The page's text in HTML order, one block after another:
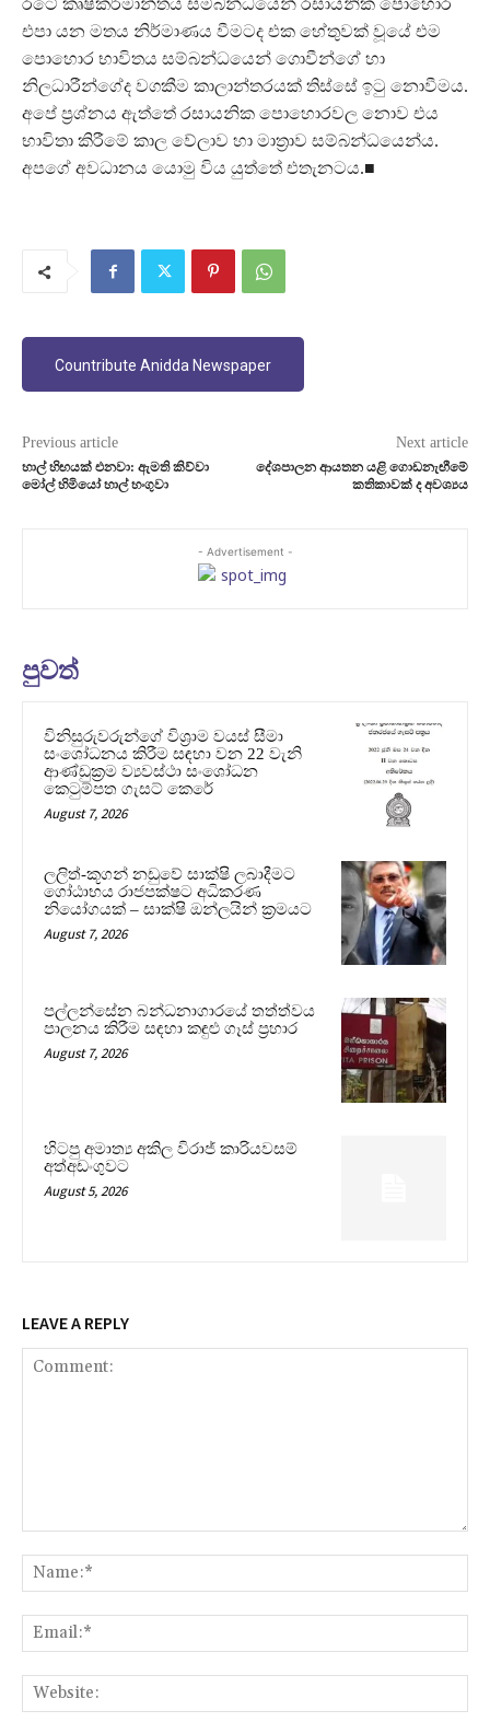
රටේ කෘෂිකර්මාන්තය සම්බන්ධයෙන් රසායනික පොහොර
එපා යන මතය නිර්මාණය වීමටද එක හේතුවක් වූයේ එම
පොහොර භාවිතය සම්බන්ධයෙන් ගොවීන්ගේ හා
නිලධාරීන්ගේද වගකීම කාලාන්තරයක් තිස්සේ ඉටු නොවීමය.
අපේ ප්‍රශ්නය ඇත්තේ රසායනික පොහොරවල නොව එය
භාවිතා කිරීමේ කාල වේලාව හා මාත්‍රාව සම්බන්ධයෙන්ය.
අපගේ අවධානය යොමු විය යුත්තේ එතැනටය.■
Countribute Anidda Newspaper
Previous article
හාල් හිඟයක් එනවා: ඇමති කිව්වා
මෝල් හිමියෝ හාල් හංගුවා
Next article
දේශපාලන ආයතන යළි ගොඩනැඟීමේ
කතිකාවක් ද අවශ්‍යය
- Advertisement -
පුවත්
විනිසුරුවරුන්ගේ විශ්‍රාම වයස් සීමා
සංශෝධනය කිරීම සඳහා වන 22 වැනි
ආණ්ඩුක්‍රම ව්‍යවස්ථා සංශෝධන
කෙටුම්පත ගැසට් කෙරේ
August 7, 2026
ලලිත්-කූගන් නඩුවේ සාක්ෂි ලබාදීමට
ගෝඨාභය රාජපක්ෂට අධිකරණ
නියෝගයක් – සාක්ෂි ඔන්ලයින් ක්‍රමයට
August 7, 2026
පල්ලන්සේන බන්ධනාගාරයේ තත්ත්වය
පාලනය කිරීම සඳහා කඳුළු ගෑස් ප්‍රහාර
August 7, 2026
හිටපු අමාත්‍ය අකිල විරාජ් කාරියවසම්
අත්අඩංගුවට
August 5, 2026
LEAVE A REPLY